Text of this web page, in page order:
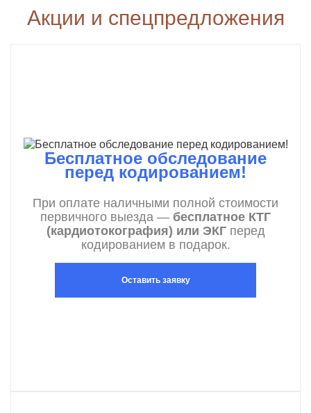
Акции и спецпредложения
Бесплатное обследование
перед кодированием!
При оплате наличными полной стоимости
первичного выезда — бесплатное КТГ
(кардиотокография) или ЭКГперед
кодированием в подарок.
Оставить заявку